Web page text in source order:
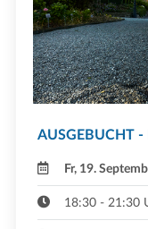
AUSGEBUCHT
Fr, 19.
18:30 - 21:30